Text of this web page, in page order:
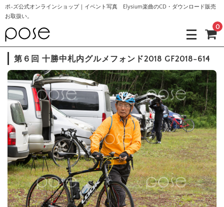
ポ-ズ公式オンラインショップ｜イベント写真 Elysium楽曲のCD・ダウンロード販売
お取扱い。
0
第６回 十勝中札内グルメフォンド2018 GF2018-614